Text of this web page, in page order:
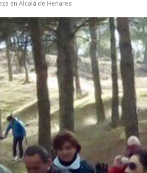
en Alcalá de Henares